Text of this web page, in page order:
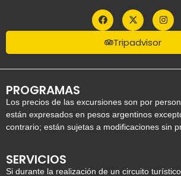
Tripadvisor
PROGRAMAS
Los precios de las excursiones son por
están expresados en pesos argentinos
contrario; están sujetas a modificaciones sin
SERVICIOS
Si durante la realización de un circuito